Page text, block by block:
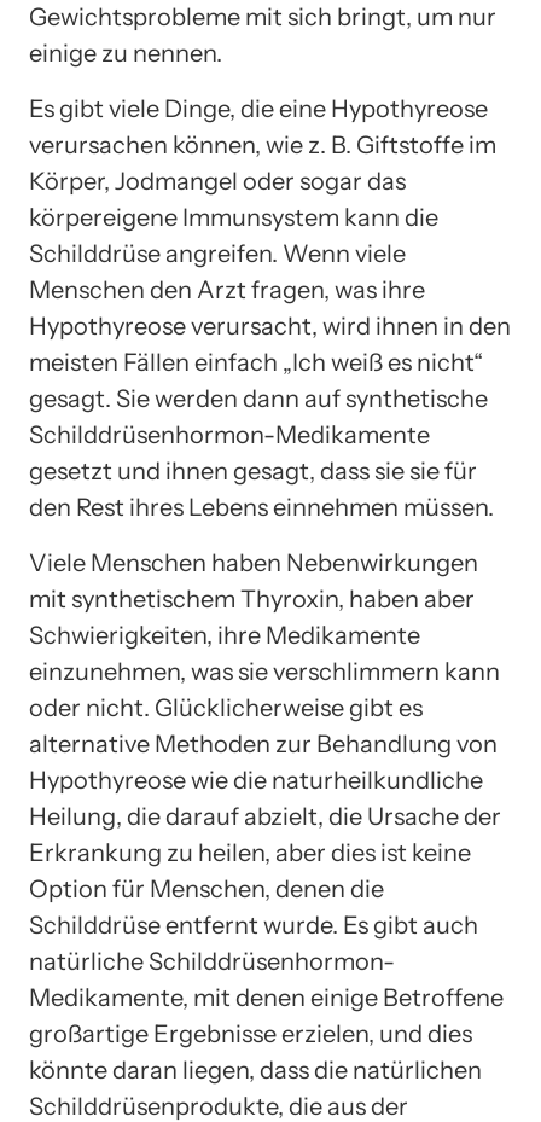
Gewichtsprobleme mit sich bringt, um nur
einige zu nennen.
Es gibt viele Dinge, die eine Hypothyreose
verursachen können, wie z. B. Giftstoffe im
Körper, Jodmangel oder sogar das
körpereigene Immunsystem kann die
Schilddrüse angreifen. Wenn viele
Menschen den Arzt fragen, was ihre
Hypothyreose verursacht, wird ihnen in den
meisten Fällen einfach „Ich weiß es nicht“
gesagt. Sie werden dann auf synthetische
Schilddrüsenhormon-Medikamente
gesetzt und ihnen gesagt, dass sie sie für
den Rest ihres Lebens einnehmen müssen.
Viele Menschen haben Nebenwirkungen
mit synthetischem Thyroxin, haben aber
Schwierigkeiten, ihre Medikamente
einzunehmen, was sie verschlimmern kann
oder nicht. Glücklicherweise gibt es
alternative Methoden zur Behandlung von
Hypothyreose wie die naturheilkundliche
Heilung, die darauf abzielt, die Ursache der
Erkrankung zu heilen, aber dies ist keine
Option für Menschen, denen die
Schilddrüse entfernt wurde. Es gibt auch
natürliche Schilddrüsenhormon-
Medikamente, mit denen einige Betroffene
großartige Ergebnisse erzielen, und dies
könnte daran liegen, dass die natürlichen
Schilddrüsenprodukte, die aus der